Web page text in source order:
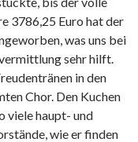
3786,25 Euro hat der
was uns bei
sehr hilft.
in den
Chor. Den Kuchen
viele haupt- und
wie er finden